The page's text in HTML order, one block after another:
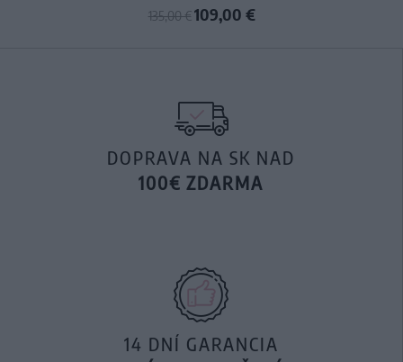
135,00 €109,00 €
DOPRAVA NA SK NAD
100€ ZDARMA
14 DNÍ GARANCIA